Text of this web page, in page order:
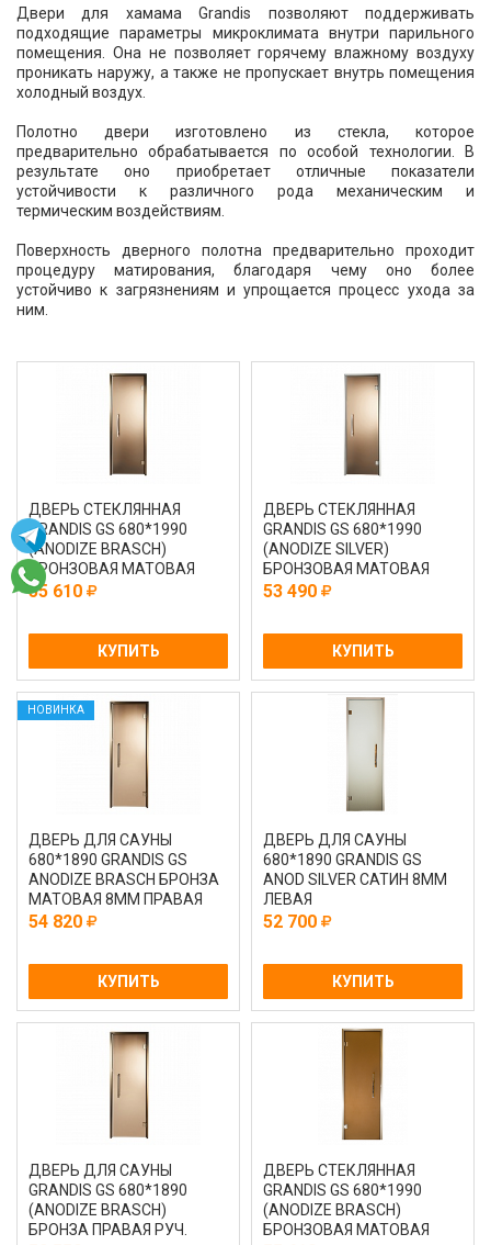
ДВЕРЬ СТЕКЛЯННАЯ
GRANDIS GS 680*1990
(ANODIZE BRASCH)
БРОНЗОВАЯ МАТОВАЯ
ПРАВАЯ
55 610
КУПИТЬ
ДВЕРЬ СТЕКЛЯННАЯ
GRANDIS GS 680*1990
(ANODIZE SILVER)
БРОНЗОВАЯ МАТОВАЯ
ПРАВАЯ
53 490
КУПИТЬ
НОВИНКА
ДВЕРЬ ДЛЯ САУНЫ
680*1890 GRANDIS GS
ANODIZE BRASCH БРОНЗА
МАТОВАЯ 8ММ ПРАВАЯ
54 820
КУПИТЬ
ДВЕРЬ ДЛЯ САУНЫ
680*1890 GRANDIS GS
ANOD SILVER САТИН 8ММ
ЛЕВАЯ
52 700
КУПИТЬ
ДВЕРЬ ДЛЯ САУНЫ
GRANDIS GS 680*1890
(ANODIZE BRASCH)
БРОНЗА ПРАВАЯ РУЧ.
ДВЕРЬ СТЕКЛЯННАЯ
GRANDIS GS 680*1990
(ANODIZE BRASCH)
БРОНЗОВАЯ МАТОВАЯ
Двери для хамама Grandis позволяют поддерживать
подходящие параметры микроклимата внутри парильного
помещения. Она не позволяет горячему влажному воздуху
проникать наружу, а также не пропускает внутрь помещения
холодный воздух.
Полотно двери изготовлено из стекла, которое
предварительно обрабатывается по особой технологии. В
результате оно приобретает отличные показатели
устойчивости к различного рода механическим и
термическим воздействиям.
Поверхность дверного полотна предварительно проходит
процедуру матирования, благодаря чему оно более
устойчиво к загрязнениям и упрощается процесс ухода за
ним.